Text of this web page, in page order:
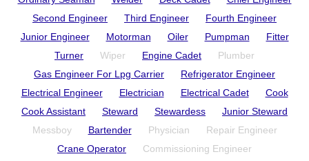
Second Engineer
Third Engineer
Fourth Engineer
Junior Engineer
Motorman Oiler Pumpman
Fitter
Turner
Wiper Engine Cadet
Plumber
Gas Engineer For Lpg Carrier
Refrigerator Engineer
Electrical Engineer
Electrician Electrical Cadet
Cook
Cook Assistant
Steward Stewardess
Junior Steward
Messboy
Bartender Physician
Repair Engineer
Crane Operator
Commissioning Engineer